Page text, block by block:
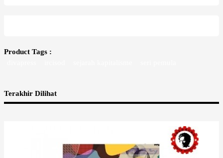
Product Tags :
Terakhir Dilihat